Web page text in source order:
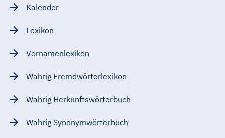
Kalender
Lexikon
Vornamenlexikon
Wahrig Fremdwörterlexikon
Wahrig Herkunftswörterbuch
Wahrig Synonymwörterbuch